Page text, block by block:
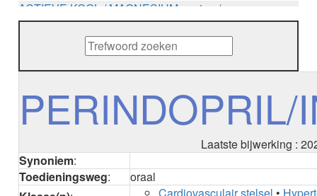
ACTIEVE KOOL / MAGNESIUM zouten /
METHENAMINE
ADALIMUMAB
ADAPALEEN
ADAPALEEN / BENZOYLPEROXIDE
ADENOSINE
AESCINE
AFLIBERCEPT intravitreaal
AFLIBERCEPT parenteraal
PERINDOPRIL/
Laatste bijwerking :
Synoniem:
Toedieningsweg:
oraal